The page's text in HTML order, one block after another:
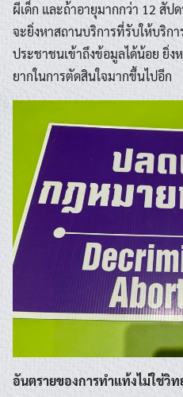
ผีเด็ก และถ้าอายุมากกว่า 12 สัป
จะยิ่งหาสถานบริการที่รับให้บริกา
ประชาชนเข้าถึงข้อมูลได้น้อย ยิ่ง
ยากในการตัดสินใจมากขึ้นไปอีก
อันตรายของการทำแท้งไม่ใช่วิ